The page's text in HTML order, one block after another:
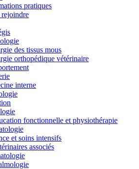
pratiques
des tissus mous
orthopédique vétérinaire
interne
fonctionnelle et physiothérapie
et soins intensifs
associés